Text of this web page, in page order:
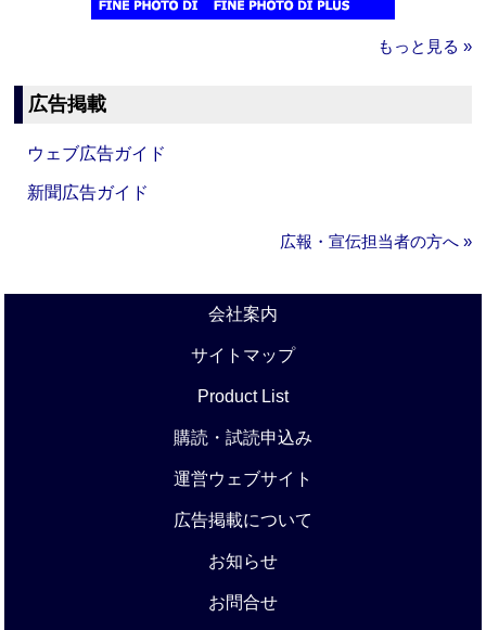
もっと見る »
広告掲載
ウェブ広告ガイド
新聞広告ガイド
広報・宣伝担当者の方へ »
会社案内
サイトマップ
Product List
購読・試読申込み
運営ウェブサイト
広告掲載について
お知らせ
お問合せ